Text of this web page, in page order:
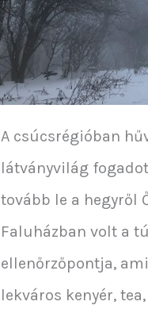
A csúcsrégióban
látványvilág
tovább le a hegyről
Faluházban volt a
ellenőrzőpontja,
lekváros kenyér,